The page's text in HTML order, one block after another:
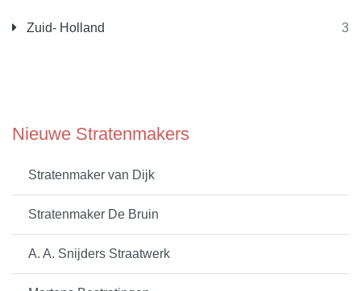
Zuid- Holland 3
Nieuwe Stratenmakers
Stratenmaker van Dijk
Stratenmaker De Bruin
A. A. Snijders Straatwerk